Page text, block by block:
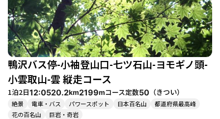
鴨沢バス停-小袖登山口-七ツ石山-ヨモギノ頭-
小雲取山-雲 縦走コース
1泊2日12:0520.2km2199mコース定数50 （きつい）
絶景 電車・バス パワースポット 日本百名山
都道府県最高峰
花の百名山
巨岩・奇岩